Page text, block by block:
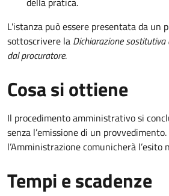
L'istanza può essere presentata da un
sottoscrivere la Dichiarazione
dal procuratore.
Cosa si ottiene
Il procedimento amministrativo si
senza l’emissione di un
l’Amministrazione comunicherà l’esito
Tempi e scadenze